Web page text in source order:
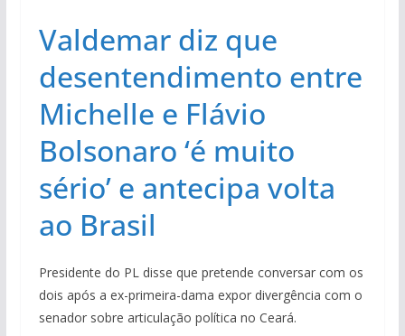
Valdemar diz que
desentendimento entre
Michelle e Flávio
Bolsonaro ‘é muito
sério’ e antecipa volta
ao Brasil
Presidente do PL disse que pretende conversar com os
dois após a ex-primeira-dama expor divergência com o
senador sobre articulação política no Ceará.